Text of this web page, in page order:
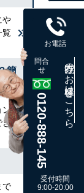
や
覧
簡
ン
き
で
お電話
問合
せ
0120-888-145
既存のお客様はこちら
受付時間
9:00-20:00